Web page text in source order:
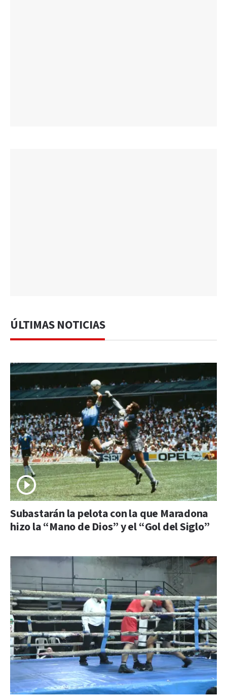
ÚLTIMAS NOTICIAS
Subastarán la pelota con la que Maradona
hizo la “Mano de Dios” y el “Gol del Siglo”